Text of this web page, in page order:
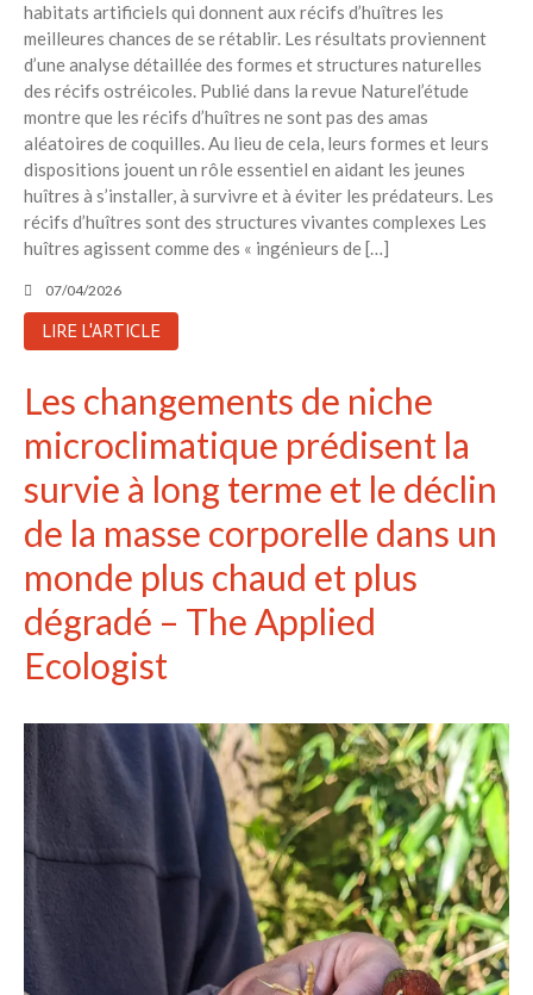
Toits verts | Association
Permaculturelle
L’intelligence artificielle pour
prédire le succès des invasions
biologiques – The Applied
Ecologist
Utiliser l’apprentissage
automatique pour prédire le
succès d’une invasion – The
Applied Ecologist
habitats artificiels qui donnent aux récifs d’huîtres les
meilleures chances de se rétablir. Les résultats proviennent
d’une analyse détaillée des formes et structures naturelles
des récifs ostréicoles. Publié dans la revue Naturel’étude
montre que les récifs d’huîtres ne sont pas des amas
aléatoires de coquilles. Au lieu de cela, leurs formes et leurs
dispositions jouent un rôle essentiel en aidant les jeunes
huîtres à s’installer, à survivre et à éviter les prédateurs. Les
récifs d’huîtres sont des structures vivantes complexes Les
huîtres agissent comme des « ingénieurs de […]
07/04/2026
LIRE L'ARTICLE
Les changements de niche
microclimatique prédisent la
survie à long terme et le déclin
de la masse corporelle dans un
monde plus chaud et plus
dégradé – The Applied
Ecologist